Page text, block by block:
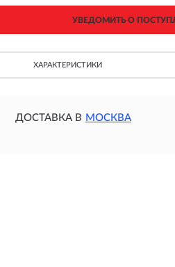
УВЕДОМИТЬ О
ХАРАКТЕРИСТИКИ
ДОСТАВКА В МОСКВА